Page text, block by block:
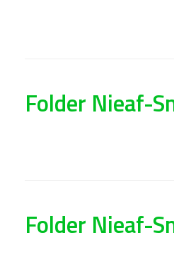
Folder Nieaf-
Folder Nieaf-